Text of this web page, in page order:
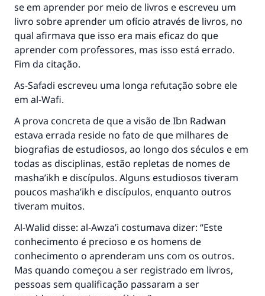
se em aprender por meio de livros e escreveu um
livro sobre aprender um ofício através de livros, no
qual afirmava que isso era mais eficaz do que
aprender com professores, mas isso está errado.
Fim da citação.
As-Safadi escreveu uma longa refutação sobre ele
em al-Wafi.
A prova concreta de que a visão de Ibn Radwan
estava errada reside no fato de que milhares de
biografias de estudiosos, ao longo dos séculos e em
todas as disciplinas, estão repletas de nomes de
masha’ikh e discípulos. Alguns estudiosos tiveram
poucos masha’ikh e discípulos, enquanto outros
tiveram muitos.
Al-Walid disse: al-Awza’i costumava dizer: “Este
conhecimento é precioso e os homens de
conhecimento o aprenderam uns com os outros.
Mas quando começou a ser registrado em livros,
pessoas sem qualificação passaram a ser